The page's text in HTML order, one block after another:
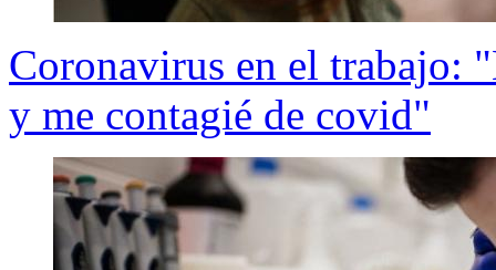
Coronavirus en el trabajo:
y me contagié de covid"